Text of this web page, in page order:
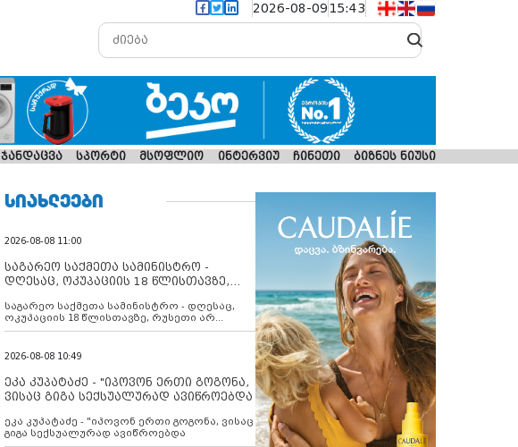
2026-08-09 15:43
ჯანდაცვა სპორტი მსოფლიო ინტერვიუ ჩინეთი ბიზნეს ნიუსი
ᲡᲘᲐᲮᲚᲔᲔᲑᲘ
2026-08-08 11:00
საგარეო საქმეთა სამინისტრო -
დღესაც, ოკუპაციის 18 წლისთავზე,
შუამავლ
საგარეო საქმეთა სამინისტრო - დღესაც,
ოკუპაციის 18 წლისთავზე, რუსეთი არ
ასრულებს ევროკავშირის შუამავლობით
შეწყვეტის შეთანხმებას. მეტიც, რუსეთი
ოკუპირებულ რეგიონებში, აგრძელებს მათი
მილიტარიზაციის პროცესს და აქტიურად
დგამს ნაბიჯებს მათი ფაქტობრივი
2026-08-08 10:49
ეკა კუპატაძე - "იპოვონ ერთი გოგონა,
ვისაც გიგა სექსუალურად ავიწროებდა
ეკა კუპატაძე - "იპოვონ ერთი გოგონა, ვისაც
გიგა სექსუალურად ავიწროებდა